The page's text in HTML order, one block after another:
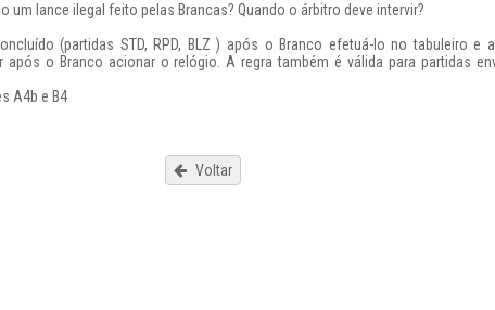
um lance ilegal feito pelas Brancas? Quando o árbitro deve intervir?
(partidas STD, RPD, BLZ ) após o Branco efetuá-lo no tabuleiro e
após o Branco acionar o relógio. A regra também é válida para partidas
A4b e B4
Voltar